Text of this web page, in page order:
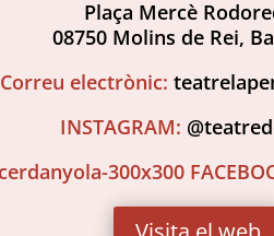
Plaça Mercè
08750 Molins de Rei,
Correu electrònic:
INSTAGRAM: